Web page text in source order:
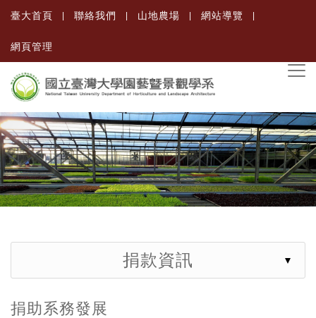
臺大首頁 聯絡我們 山地農場 網站導覽
網頁管理
捐款資訊
捐助系務發展